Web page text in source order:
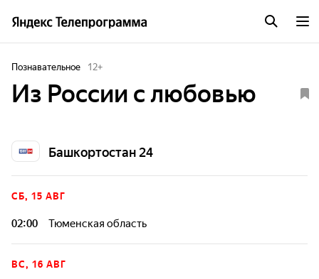
Познавательное 12+
Из России с любовью
Башкортостан 24
СБ, 15 АВГ
02:00 Тюменская область
Тюменская область в прошлом и настоящем: местные
косторезной традиции, промышленных достижениях,
ВС, 16 АВГ